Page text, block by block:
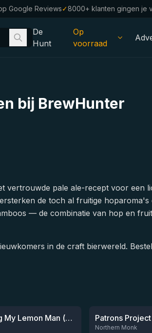
Google Reviews✓8000+ klanten gingen je
De
Hunt
Op
voorraad
% Sale %
Bierstijlen
bij BrewHunter
vertrouwde pale ale-recept voor een
de toch al fruitige hoparoma's
— de combinatie van hop en
in de craft bierwereld.
Niet op voorraad
Twisting My Lemon Man (collab Hooch)
Northern Monk